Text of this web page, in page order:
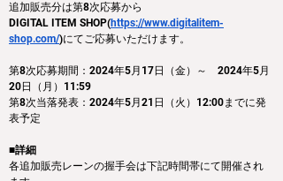
追加販売分は第8次応募から
DIGITAL ITEM SHOP(https://www.digitalitem-
shop.com/)にてご応募いただけます。
第8次応募期間：2024年5月17日（金）～　2024年5月
20日（月）11:59
第8次当落発表：2024年5月21日（火）12:00までに発
表予定
■詳細
各追加販売レーンの握手会は下記時間帯にて開催され